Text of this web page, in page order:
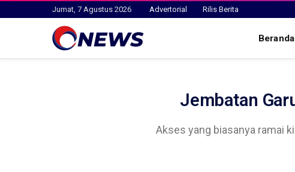
Jumat, 7 Agustus 2026 Advertorial Rilis Berita
Beranda
Jembatan
Akses yang biasanya ramai